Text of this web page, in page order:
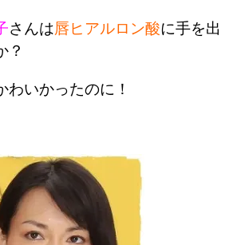
さんは唇ヒアルロン酸に手を出
？
わいかったのに！